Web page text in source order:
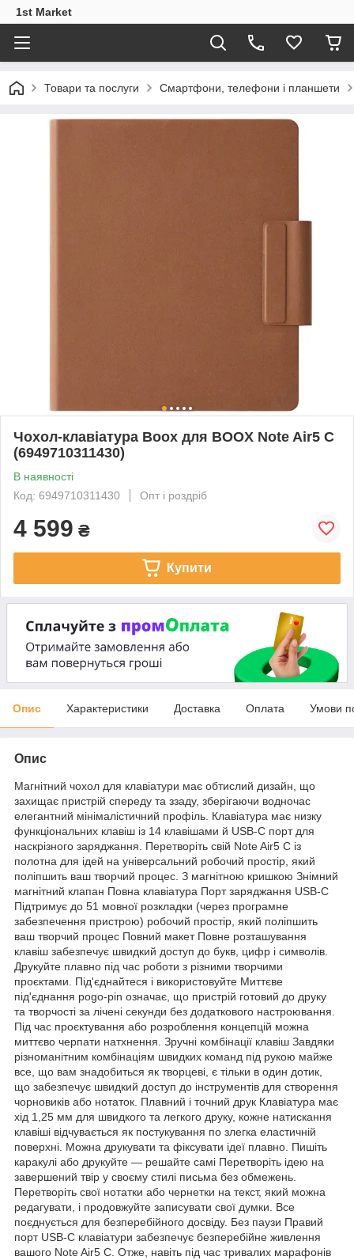
1st Market
Товари та послуги Смартфони, телефони і планшети
Чохол-клавіатура Boox для BOOX Note Air5 C
(6949710311430)
В наявності
Код: 6949710311430
Опт і роздріб
4 599 ₴
Купити
Опис Характеристики Доставка Оплата Умови
Опис
Магнітний чохол для клавіатури має обтислий дизайн, що
захищає пристрій спереду та ззаду, зберігаючи водночас
елегантний мінімалістичний профіль. Клавіатура має низку
функціональних клавіш із 14 клавішами й USB-C порт для
наскрізного заряджання. Перетворіть свій Note Air5 C із
полотна для ідей на універсальний робочий простір, який
поліпшить ваш творчий процес. З магнітною кришкою Знімний
магнітний клапан Повна клавіатура Порт заряджання USB-C
Підтримує до 51 мовної розкладки (через програмне
забезпечення пристрою) робочий простір, який поліпшить
ваш творчий процес Повний макет Повне розташування
клавіш забезпечує швидкий доступ до букв, цифр і символів.
Друкуйте плавно під час роботи з різними творчими
проєктами. Під'єднайтеся і використовуйте Миттєве
під'єднання pogo-pin означає, що пристрій готовий до друку
та творчості за лічені секунди без додаткового настроювання.
Під час проєктування або розроблення концепцій можна
миттєво черпати натхнення. Зручні комбінації клавіш Завдяки
різноманітним комбінаціям швидких команд під рукою майже
все, що вам знадобиться як творцеві, є тільки в один дотик,
що забезпечує швидкий доступ до інструментів для створення
чорновиків або нотаток. Плавний і точний друк Клавіатура має
хід 1,25 мм для швидкого та легкого друку, кожне натискання
клавіші відчувається як постукування по злегка еластичній
поверхні. Можна друкувати та фіксувати ідеї плавно. Пишіть
каракулі або друкуйте — решайте самі Перетворіть ідею на
завершений твір у своєму стилі письма без обмежень.
Перетворіть свої нотатки або чернетки на текст, який можна
редагувати, і продовжуйте записувати свої думки. Все
поєднується для безперебійного досвіду. Без паузи Правий
порт USB-C клавіатури забезпечує безперебійне живлення
вашого Note Air5 C. Отже, навіть під час тривалих марафонів